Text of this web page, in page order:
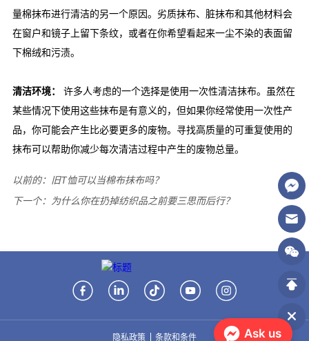
以前的： 旧T恤可以当棉布抹布吗？
下一个： 为什么你在扔掉纺织品之前要三思而后行？
隐私政策 条款和条件 Ask us